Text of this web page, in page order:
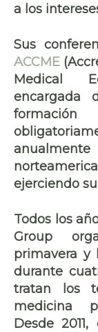
a los
Sus
ACCME
Medical
encargada
ejerciendo
Todos los
Group
primavera y
durante
tratan los
medicina
Desde